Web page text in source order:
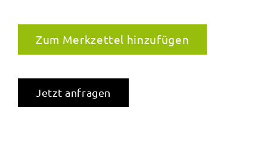
Zum Merkzettel hinzufügen
Jetzt anfragen